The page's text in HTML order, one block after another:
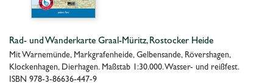
Rad- und Wanderkarte Graal-Müritz, Rostocker Heide
Mit Warnemünde, Markgrafenheide, Gelbensande, Rövershagen,
Klockenhagen, Dierhagen. Maßstab 1:30.000. Wasser- und reißfest.
ISBN 978-3-86636-447-9